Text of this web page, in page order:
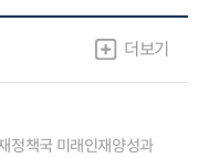
더보기
정책국 미래인재양성과